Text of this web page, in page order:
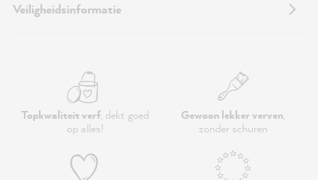
Veiligheidsinformatie
Topkwaliteit verf, dekt goed
op alles!
Gewoon lekker verven,
zonder schuren